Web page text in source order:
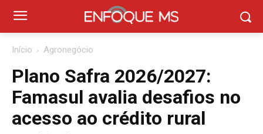
Início Agronegócio
Plano Safra 2026/2027:
Famasul avalia desafios no
acesso ao crédito rural